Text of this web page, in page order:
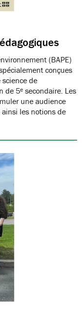
(BAPE)
conçues
de
de 5ᵉ secondaire. Les
une audience
les notions de